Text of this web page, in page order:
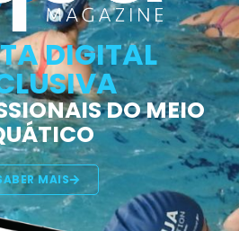
DIGITAL
DO MEIO
MAIS